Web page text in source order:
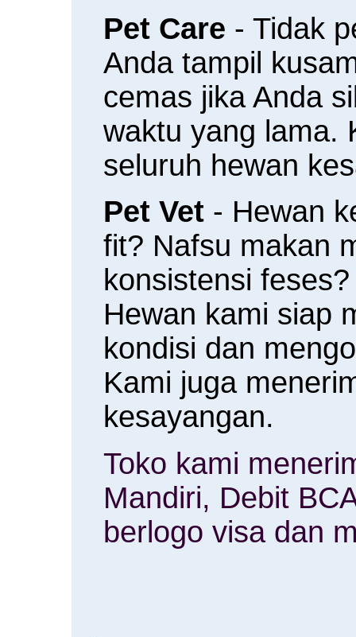
Pet Care - Tidak
Anda tampil
cemas jika Anda
waktu yang lama.
seluruh hewan
Pet Vet - Hewan
fit? Nafsu makan
konsistensi
Hewan kami siap
kondisi dan
Kami juga
kesayangan.
Toko kami
Mandiri, Debit
berlogo visa dan